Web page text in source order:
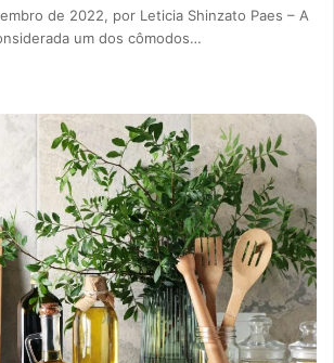
de 2022, por Leticia Shinzato Paes – A
um dos cômodos…